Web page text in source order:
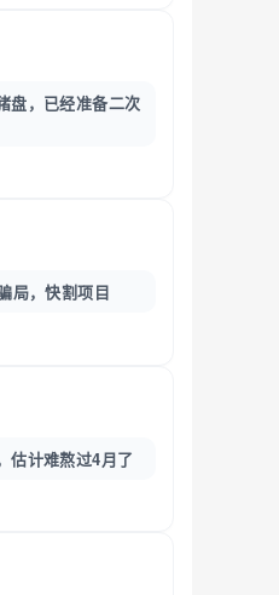
盘，已经准备二次
局，快割项目
估计难熬过4月了